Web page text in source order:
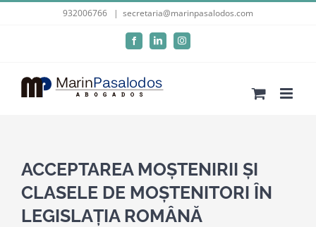
932006766 | secretaria@marinpasalodos.com
FacebookLinkedInInstagram
ACCEPTAREA MOȘTENIRII ȘI
CLASELE DE MOȘTENITORI ÎN
LEGISLAȚIA ROMÂNĂ